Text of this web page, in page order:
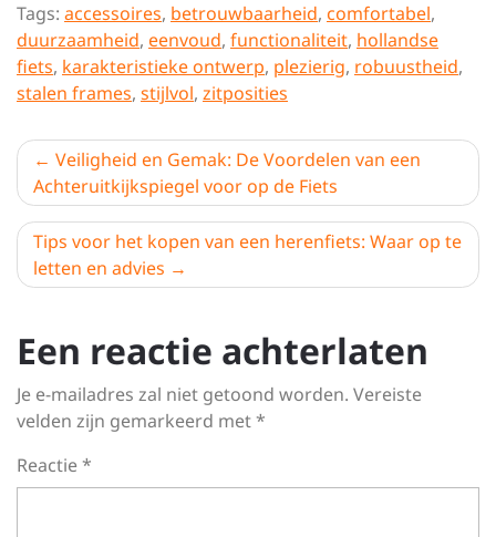
Tags: accessoires, betrouwbaarheid, comfortabel,
duurzaamheid, eenvoud, functionaliteit, hollandse
fiets, karakteristieke ontwerp, plezierig, robuustheid,
stalen frames, stijlvol, zitposities
Berichtnavigatie
Veiligheid en Gemak: De Voordelen van een
Achteruitkijkspiegel voor op de Fiets
Tips voor het kopen van een herenfiets: Waar op te
letten en advies
Een reactie achterlaten
Je e-mailadres zal niet getoond worden. Vereiste
velden zijn gemarkeerd met*
Reactie*